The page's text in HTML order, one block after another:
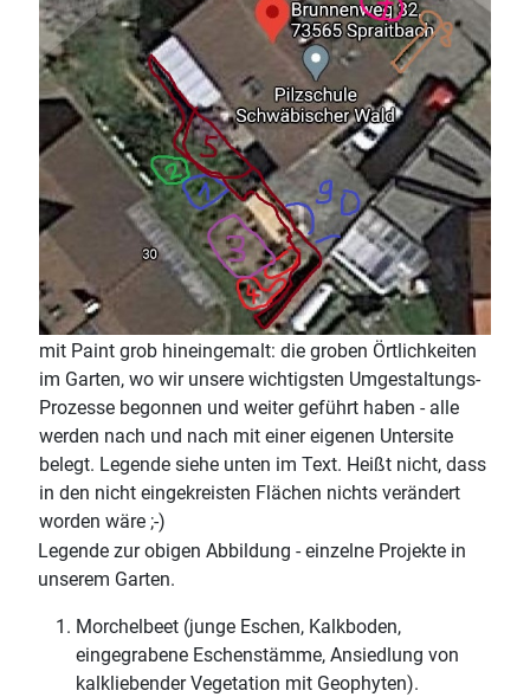
mit Paint grob hineingemalt: die groben Örtlichkeiten
im Garten, wo wir unsere wichtigsten Umgestaltungs-
Prozesse begonnen und weiter geführt haben - alle
werden nach und nach mit einer eigenen Untersite
belegt. Legende siehe unten im Text. Heißt nicht, dass
in den nicht eingekreisten Flächen nichts verändert
worden wäre ;-)
Legende zur obigen Abbildung - einzelne Projekte in
unserem Garten.
Morchelbeet (junge Eschen, Kalkboden,
eingegrabene Eschenstämme, Ansiedlung von
kalkliebender Vegetation mit Geophyten).